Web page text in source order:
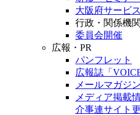
大阪府サービ
行政・関係機
委員会開催
広報・PR
パンフレット
広報誌「
メールマガジン
メディア掲載
介事連サイト